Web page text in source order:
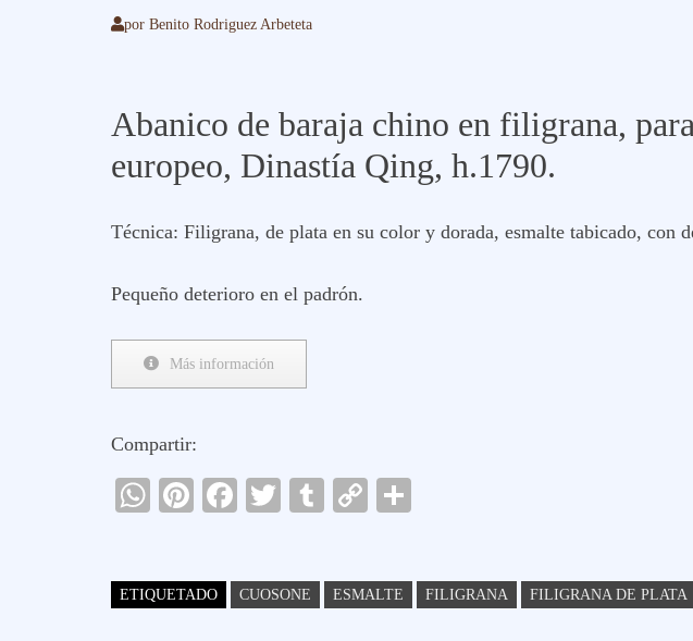
por Benito Rodriguez Arbeteta
Abanico de baraja chino en filigrana,
europeo, Dinastía Qing, h.1790.
Técnica: Filigrana, de plata en su color y dorada, esmalte tabicado, con
Pequeño deterioro en el padrón.
Más información
Compartir:
W
A
Pi
es
Fa
ok
T
r
T
bl
C
Li pa
ETIQUETADO CUOSONE ESMALTE FILIGRANA FILIGRANA DE PLATA